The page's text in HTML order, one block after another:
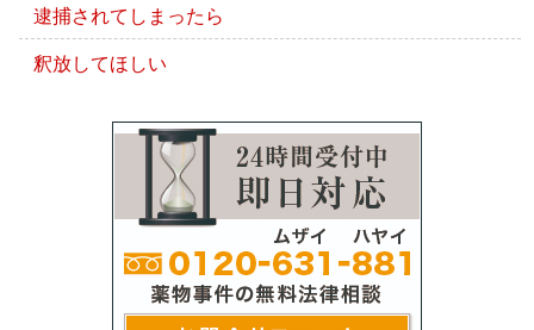
逮捕されてしまったら
釈放してほしい